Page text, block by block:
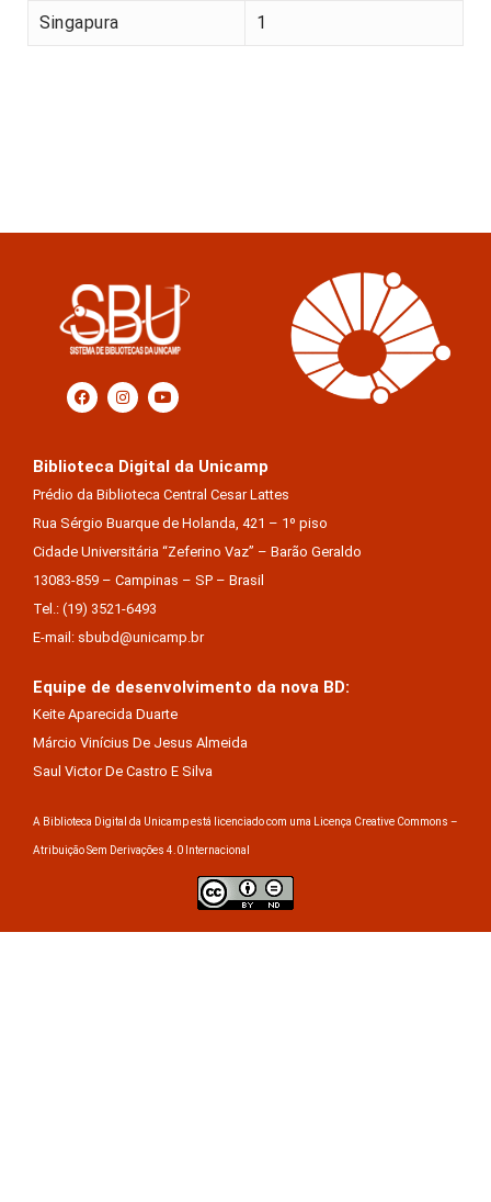
Singapura 1
Biblioteca Digital da Unicamp
Prédio da Biblioteca Central Cesar Lattes
Rua Sérgio Buarque de Holanda, 421 – 1º piso
Cidade Universitária “Zeferino Vaz” – Barão Geraldo
13083-859 – Campinas – SP – Brasil
Tel.: (19) 3521-6493
E-mail: sbubd@unicamp.br
Equipe de desenvolvimento da nova BD:
Keite Aparecida Duarte
Márcio Vinícius De Jesus Almeida
Saul Victor De Castro E Silva
A Biblioteca Digital da Unicamp está licenciado com uma Licença Creative Commons –
Atribuição Sem Derivações 4.0 Internacional